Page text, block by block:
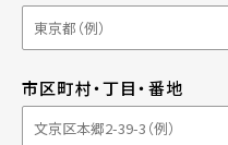
市区町村・丁目・番地